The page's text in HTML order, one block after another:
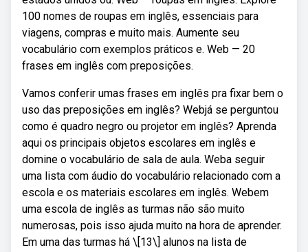
100 nomes de roupas em inglês, essenciais para
viagens, compras e muito mais. Aumente seu
vocabulário com exemplos práticos e. Web — 20
frases em inglês com preposições.
Vamos conferir umas frases em inglês pra fixar bem o
uso das preposições em inglês? Webjá se perguntou
como é quadro negro ou projetor em inglês? Aprenda
aqui os principais objetos escolares em inglês e
domine o vocabulário de sala de aula. Weba seguir
uma lista com áudio do vocabulário relacionado com a
escola e os materiais escolares em inglês. Webem
uma escola de inglês as turmas não são muito
numerosas, pois isso ajuda muito na hora de aprender.
Em uma das turmas há \[13\] alunos na lista de